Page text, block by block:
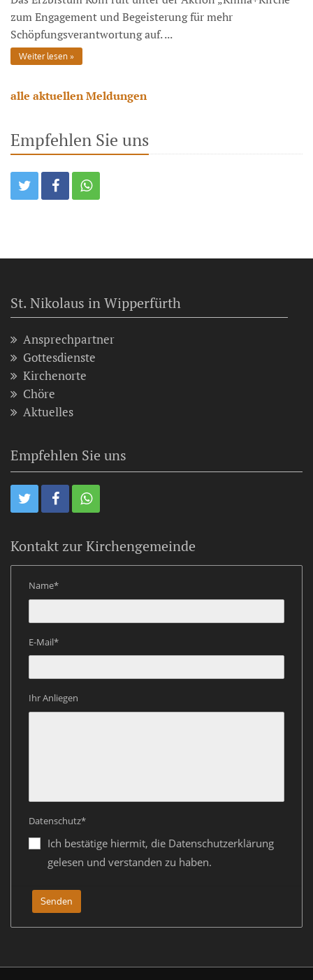
zum Engagement und Begeisterung für mehr
Schöpfungsverantwortung auf. ...
Weiter lesen
alle aktuellen Meldungen
Empfehlen Sie uns
St. Nikolaus in Wipperfürth
Ansprechpartner
Gottesdienste
Kirchenorte
Chöre
Aktuelles
Empfehlen Sie uns
Kontakt zur Kirchengemeinde
Name*
E-Mail*
Ihr Anliegen
Datenschutz*
Ich bestätige hiermit, die Datenschutzerklärung
gelesen und verstanden zu haben.